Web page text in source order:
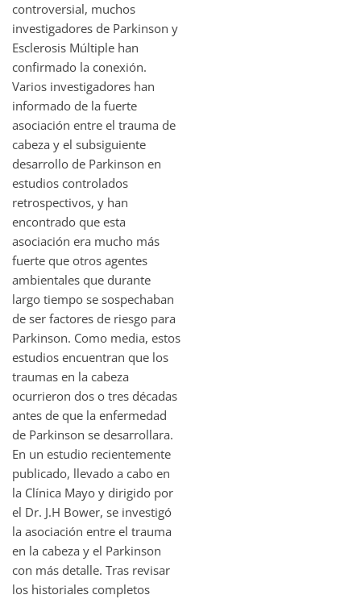
controversial, muchos
investigadores de Parkinson y
Esclerosis Múltiple han
confirmado la conexión.
Varios investigadores han
informado de la fuerte
asociación entre el trauma de
cabeza y el subsiguiente
desarrollo de Parkinson en
estudios controlados
retrospectivos, y han
encontrado que esta
asociación era mucho más
fuerte que otros agentes
ambientales que durante
largo tiempo se sospechaban
de ser factores de riesgo para
Parkinson. Como media, estos
estudios encuentran que los
traumas en la cabeza
ocurrieron dos o tres décadas
antes de que la enfermedad
de Parkinson se desarrollara.
En un estudio recientemente
publicado, llevado a cabo en
la Clínica Mayo y dirigido por
el Dr. J.H Bower, se investigó
la asociación entre el trauma
en la cabeza y el Parkinson
con más detalle. Tras revisar
los historiales completos